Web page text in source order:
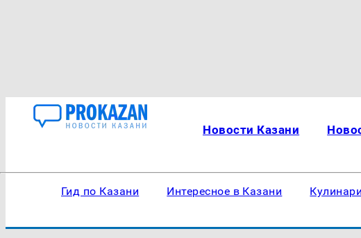
Новости Казани
Гид по Казани Интересное в Казани